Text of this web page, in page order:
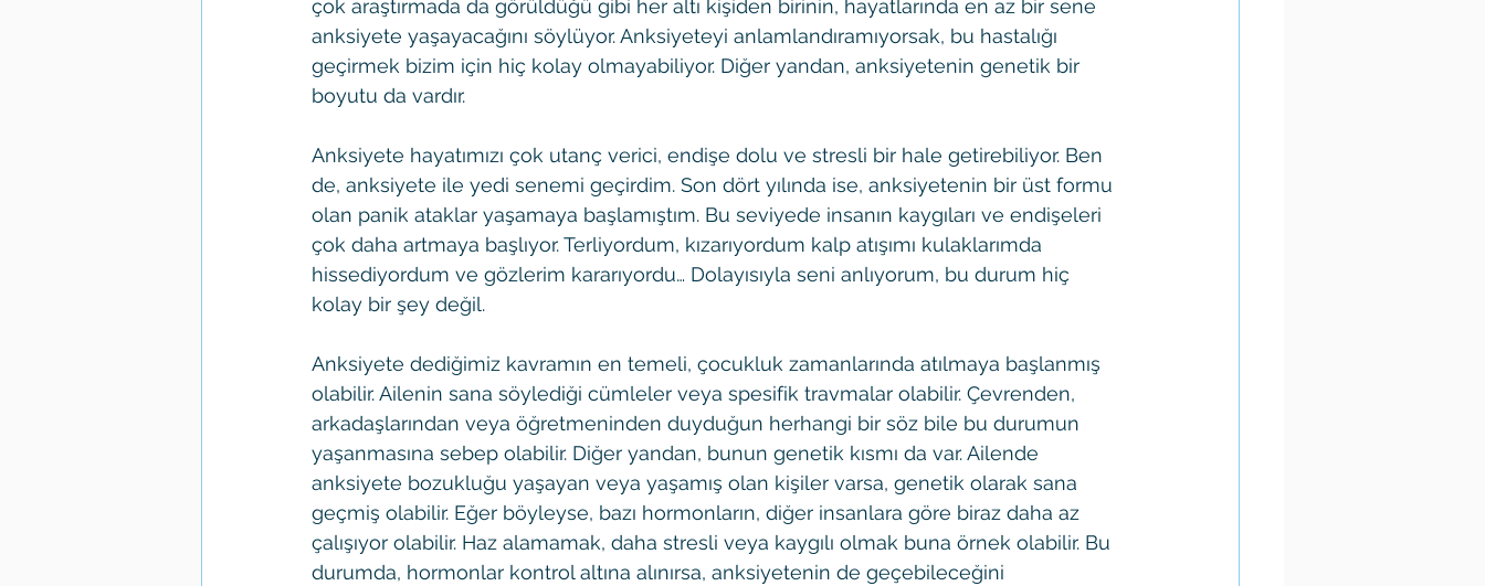
çok araştırmada da görüldüğü gibi her altı kişiden birinin, hayatlarında en az bir sene
anksiyete yaşayacağını söylüyor. Anksiyeteyi anlamlandıramıyorsak, bu hastalığı
geçirmek bizim için hiç kolay olmayabiliyor. Diğer yandan, anksiyetenin genetik bir
boyutu da vardır.
Anksiyete hayatımızı çok utanç verici, endişe dolu ve stresli bir hale getirebiliyor. Ben
de, anksiyete ile yedi senemi geçirdim. Son dört yılında ise, anksiyetenin bir üst formu
olan panik ataklar yaşamaya başlamıştım. Bu seviyede insanın kaygıları ve endişeleri
çok daha artmaya başlıyor. Terliyordum, kızarıyordum kalp atışımı kulaklarımda
hissediyordum ve gözlerim kararıyordu… Dolayısıyla seni anlıyorum, bu durum hiç
kolay bir şey değil.
Anksiyete dediğimiz kavramın en temeli, çocukluk zamanlarında atılmaya başlanmış
olabilir. Ailenin sana söylediği cümleler veya spesifik travmalar olabilir. Çevrenden,
arkadaşlarından veya öğretmeninden duyduğun herhangi bir söz bile bu durumun
yaşanmasına sebep olabilir. Diğer yandan, bunun genetik kısmı da var. Ailende
anksiyete bozukluğu yaşayan veya yaşamış olan kişiler varsa, genetik olarak sana
geçmiş olabilir. Eğer böyleyse, bazı hormonların, diğer insanlara göre biraz daha az
çalışıyor olabilir. Haz alamamak, daha stresli veya kaygılı olmak buna örnek olabilir. Bu
durumda, hormonlar kontrol altına alınırsa, anksiyetenin de geçebileceğini